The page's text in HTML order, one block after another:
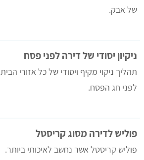
של אבק.
ניקיון יסודי של דירה לפני פסח
תהליך ניקוי מקיף ויסודי של כל אזורי הבית
לפני חג הפסח.
פוליש לדירה מסוג קריסטל
פוליש קריסטל אשר נחשב לאיכותי ביותר.